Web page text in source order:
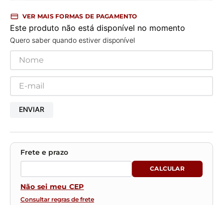
VER MAIS FORMAS DE PAGAMENTO
Este produto não está disponível no momento
Quero saber quando estiver disponível
ENVIAR
Não sei meu CEP
Consultar regras de frete